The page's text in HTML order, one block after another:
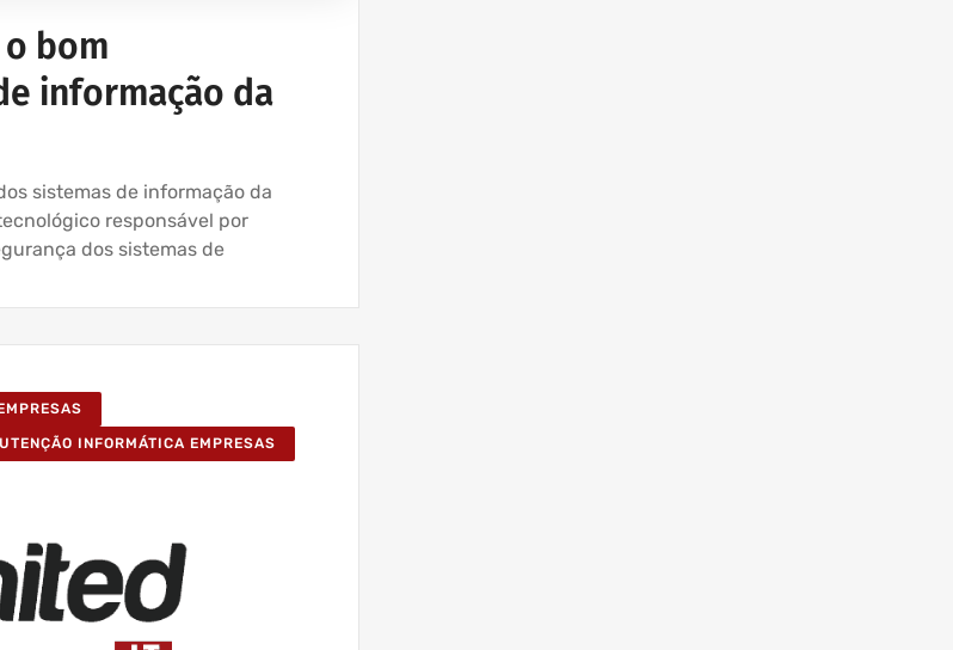
o bom
informação da
sistemas de informação da
responsável por
dos sistemas de
INFORMÁTICA EMPRESAS